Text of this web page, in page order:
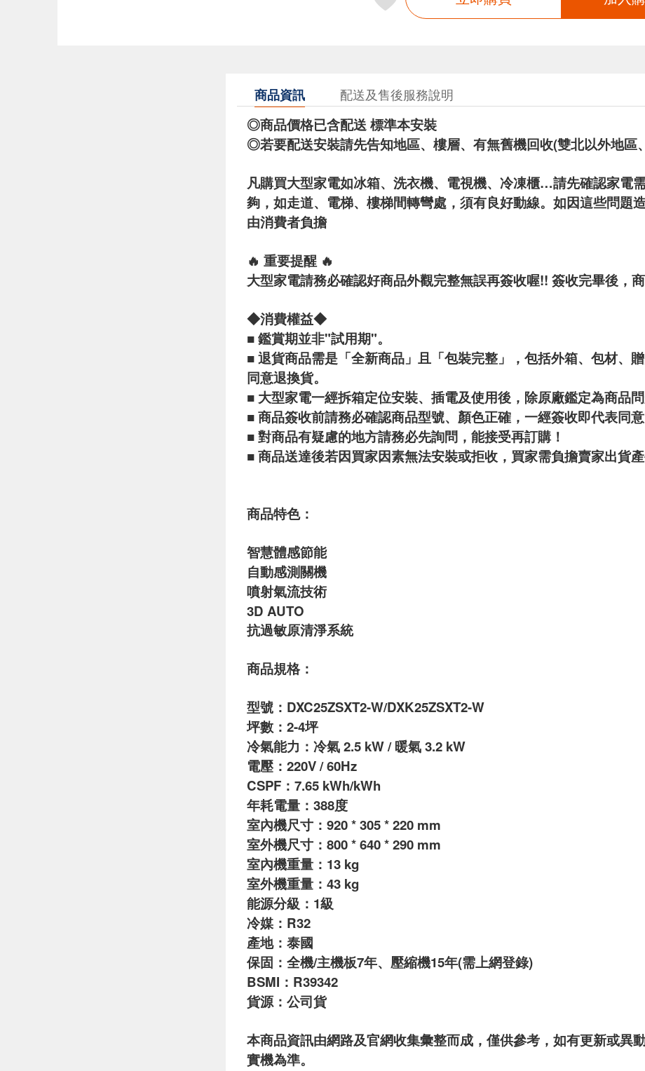
商品資訊 配送及售後服務說明
◎商品價格已含配送 標準本安裝
◎若要配送安裝請先告知地區、樓層、有無舊機回收(雙北以外地區
凡購買大型家電如冰箱、洗衣機、電視機、冷凍櫃…請先確認家電
夠，如走道、電梯、樓梯間轉彎處，須有良好動線。如因這些問題
由消費者負擔
🔥 重要提醒 🔥
大型家電請務必確認好商品外觀完整無誤再簽收喔!! 簽收完畢後，
◆消費權益◆
■ 鑑賞期並非"試用期"。
■ 退貨商品需是「全新商品」且「包裝完整」，包括外箱、包材、
同意退換貨。
■ 大型家電一經拆箱定位安裝、插電及使用後，除原廠鑑定為商品
■ 商品簽收前請務必確認商品型號、顏色正確，一經簽收即代表同
■ 對商品有疑慮的地方請務必先詢問，能接受再訂購！
■ 商品送達後若因買家因素無法安裝或拒收，買家需負擔賣家出貨
商品特色：
智慧體感節能
自動感測關機
噴射氣流技術
3D AUTO
抗過敏原清淨系統
商品規格：
型號：DXC25ZSXT2-W/DXK25ZSXT2-W
坪數：2-4坪
冷氣能力：冷氣 2.5 kW / 暖氣 3.2 kW
電壓：220V / 60Hz
CSPF：7.65 kWh/kWh
年耗電量：388度
室內機尺寸：920 * 305 * 220 mm
室外機尺寸：800 * 640 * 290 mm
室內機重量：13 kg
室外機重量：43 kg
能源分級：1級
冷媒：R32
產地：泰國
保固：全機/主機板7年、壓縮機15年(需上網登錄)
BSMI：R39342
貨源：公司貨
本商品資訊由網路及官網收集彙整而成，僅供參考，如有更新或異
實機為準。